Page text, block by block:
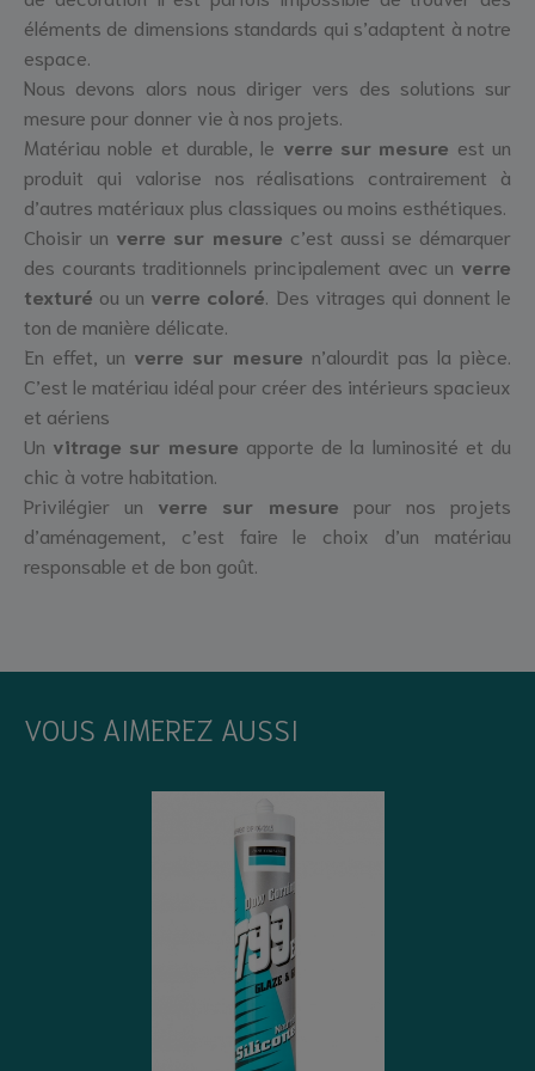
éléments de dimensions standards qui s’adaptent à notre
espace.
Nous devons alors nous diriger vers des solutions sur
mesure pour donner vie à nos projets.
Matériau noble et durable, le verre sur mesure est un
produit qui valorise nos réalisations contrairement à
d’autres matériaux plus classiques ou moins esthétiques.
Choisir un verre sur mesure c’est aussi se démarquer
des courants traditionnels principalement avec un verre
texturé ou un verre coloré . Des vitrages qui donnent le
ton de manière délicate.
En effet, un verre sur mesure n’alourdit pas la pièce.
C’est le matériau idéal pour créer des intérieurs spacieux
et aériens
Un vitrage sur mesure apporte de la luminosité et du
chic à votre habitation.
Privilégier un verre sur mesure pour nos projets
d’aménagement, c’est faire le choix d’un matériau
responsable et de bon goût.
VOUS AIMEREZ AUSSI